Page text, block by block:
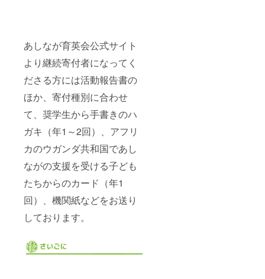
あしなが育英会公式サイト
より継続寄付者になってく
ださる方には活動報告書の
ほか、寄付種別に合わせ
て、奨学生から手書きのハ
ガキ（年1～2回）、アフリ
カのウガンダ共和国であし
ながの支援を受ける子ども
たちからのカード（年1
回）、機関紙などをお送り
しております。